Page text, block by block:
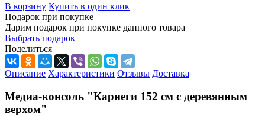
В корзину Купить в один клик
Подарок при покупке
Дарим подарок при покупке данного товара
Выбрать подарок
Поделиться
Описание Характеристики Отзывы Доставка
Медиа-консоль "Карнеги 152 см с деревянным
верхом"